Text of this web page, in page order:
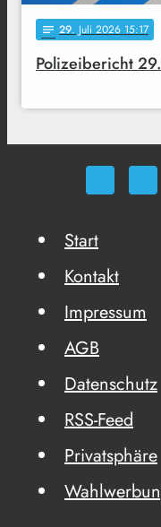
notes 29. Juli 2026 15:17
Polizeibericht
Start
Kontakt
Impressum
AGB
Datenschutz
RSS-Feed
Privatsphäre